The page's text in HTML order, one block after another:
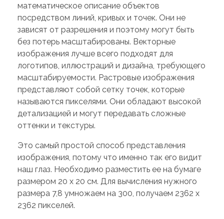
математическое описание объектов
посредством линий, кривых и точек. Они не
зависят от разрешения и поэтому могут быть
без потерь масштабированы. Векторные
изображения лучше всего подходят для
логотипов, иллюстраций и дизайна, требующего
масштабируемости. Растровые изображения
представляют собой сетку точек, которые
называются пикселями. Они обладают высокой
детализацией и могут передавать сложные
оттенки и текстуры.
Это самый простой способ представления
изображения, потому что именно так его видит
наш глаз. Необходимо разместить ее на бумаге
размером 20 x 20 см. Для вычисления нужного
размера 7,8 умножаем на 300, получаем 2362 x
2362 пикселей.